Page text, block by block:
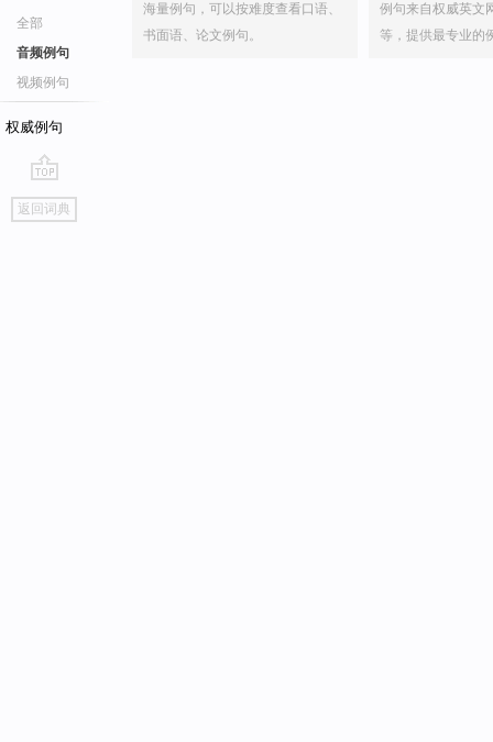
全部
音频例句
视频例句
权威例句
go
top
返回词典
海量例句，可以按难度查看口语、
书面语、论文例句。
例句来自权威英文
等，提供最专业的